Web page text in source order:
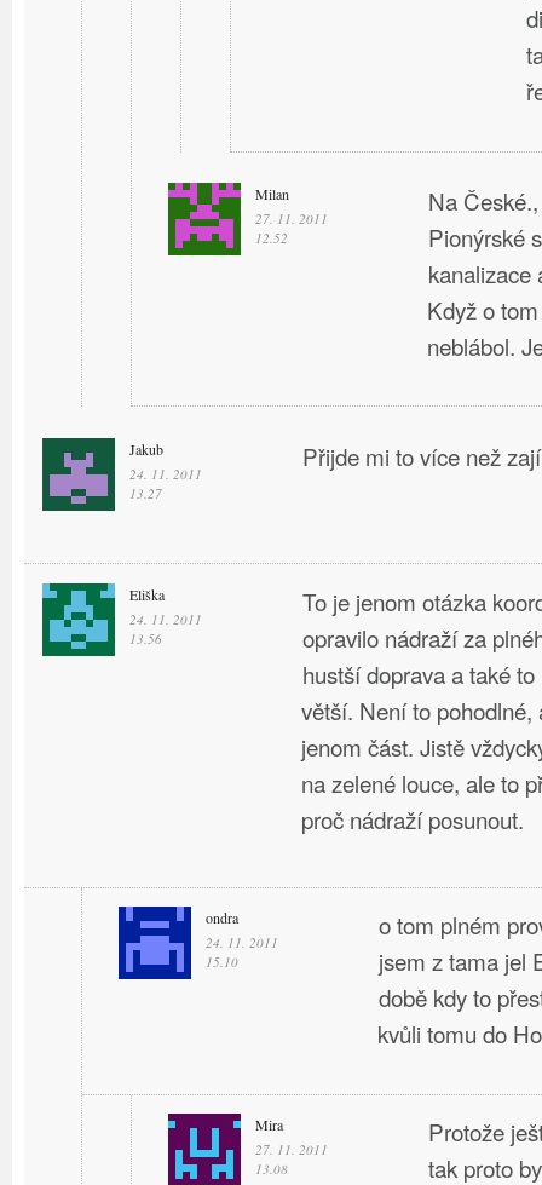
Milan
27. 11. 2011
12.52
Na
Pionýrské
kanalizace
Když o
neblábol.
Jakub
24. 11. 2011
13.27
Přijde mi to více než
Eliška
24. 11. 2011
13.56
To je jenom otázka
opravilo nádraží za
hustší doprava a také
větší. Není to pohodlné,
jenom část. Jistě
na zelené louce, ale to
proč nádraží posunout.
ondra
24. 11. 2011
15.10
o tom plném
jsem z tama jel
době kdy to
kvůli tomu do
Mira
27. 11. 2011
13.08
Protože
tak proto